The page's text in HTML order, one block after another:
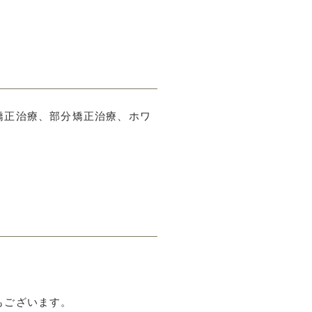
治療、部分矯正治療、ホワ
ざいます。